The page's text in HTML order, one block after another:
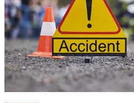
സാമ്പത്തിക സഹായ പാക്കേജ്
സി.പി. അബ്ദുലത്തീഫ്
കോട്ടയം ജില്ലയിലെ
അവധി